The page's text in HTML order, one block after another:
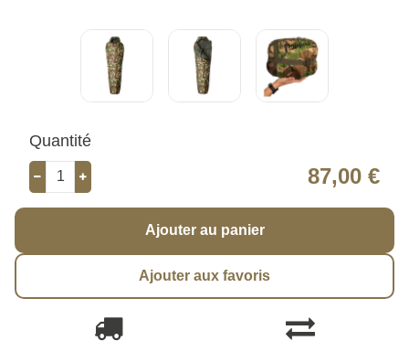
Quantité
87,00 €
Ajouter au panier
Ajouter aux favoris